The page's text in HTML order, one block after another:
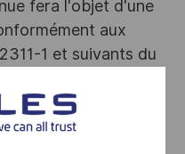
fera l'objet d'une
aux
1 et suivants du
1300 SGDSN/PSE